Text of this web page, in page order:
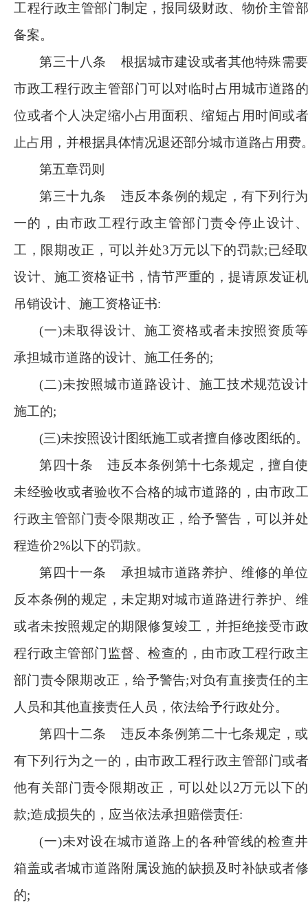
工程行政主管部门制定，报同级财政、物价主管
备案。
第三十八条
根据城市建设或者其他特殊需
市政工程行政主管部门可以对临时占用城市道路
位或者个人决定缩小占用面积、缩短占用时间或
止占用，并根据具体情况退还部分城市道路占用费
第五章罚则
第三十九条
违反本条例的规定，有下列行
一的，由市政工程行政主管部门责令停止设计
工，限期改正，可以并处3万元以下的罚款;已经
设计、施工资格证书，情节严重的，提请原发证
吊销设计、施工资格证书:
(一)未取得设计、施工资格或者未按照资质
承担城市道路的设计、施工任务的;
(二)未按照城市道路设计、施工技术规范设
施工的;
(三)未按照设计图纸施工或者擅自修改图纸的
第四十条
违反本条例第十七条规定，擅自
未经验收或者验收不合格的城市道路的，由市政
行政主管部门责令限期改正，给予警告，可以并
程造价2%以下的罚款。
第四十一条
承担城市道路养护、维修的单
反本条例的规定，未定期对城市道路进行养护、
或者未按照规定的期限修复竣工，并拒绝接受市
程行政主管部门监督、检查的，由市政工程行政
部门责令限期改正，给予警告;对负有直接责任的
人员和其他直接责任人员，依法给予行政处分。
第四十二条
违反本条例第二十七条规定，
有下列行为之一的，由市政工程行政主管部门或
他有关部门责令限期改正，可以处以2万元以下
款;造成损失的，应当依法承担赔偿责任:
(一)未对设在城市道路上的各种管线的检查
箱盖或者城市道路附属设施的缺损及时补缺或者
的;